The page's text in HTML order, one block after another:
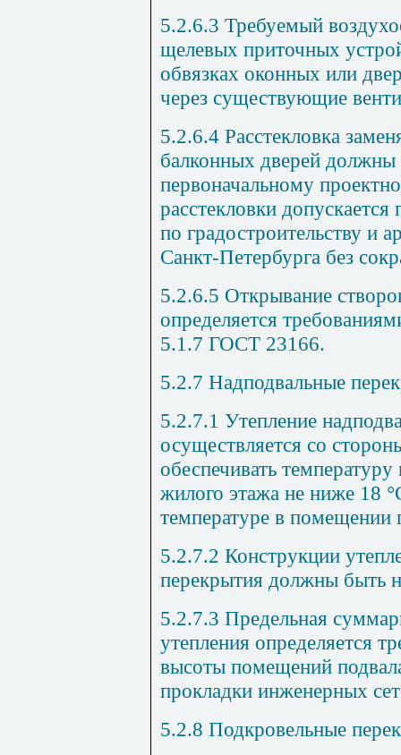
5.2.6.3 Требуемый
щелевых приточных
обвязках оконных или
через существующие
5.2.6.4 Расстекловка
балконных дверей должны
первоначальному
расстекловки
по градостроительству и
Санкт-Петербурга без
5.2.6.5 Открывание
определяется
5.1.7 ГОСТ 23166.
5.2.7 Надподвальные
5.2.7.1 Утепление
осуществляется со
обеспечивать
жилого этажа не ниже 18
температуре в помещении
5.2.7.2 Конструкции
перекрытия должны быть
5.2.7.3 Предельная
утепления определяется
высоты помещений
прокладки инженерных
5.2.8 Подкровельные